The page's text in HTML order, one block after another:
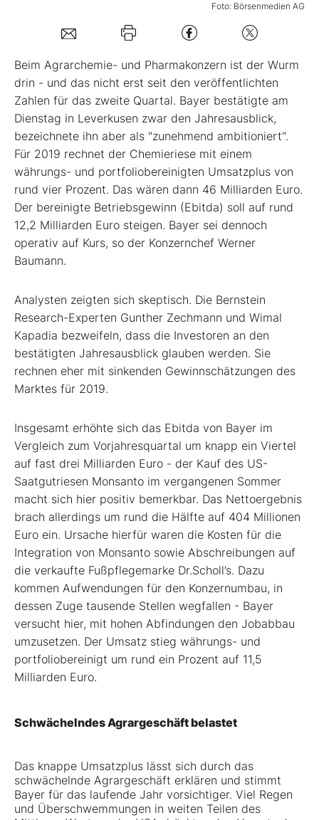
Folgen Sie uns
Kontakt
Foto: Börsenmedien AG
Beim Agrarchemie- und Pharmakonzern ist der Wurm
drin - und das nicht erst seit den veröffentlichten
Zahlen für das zweite Quartal. Bayer bestätigte am
Dienstag in Leverkusen zwar den Jahresausblick,
bezeichnete ihn aber als "zunehmend ambitioniert".
Für 2019 rechnet der Chemieriese mit einem
währungs- und portfoliobereinigten Umsatzplus von
rund vier Prozent. Das wären dann 46 Milliarden Euro.
Der bereinigte Betriebsgewinn (Ebitda) soll auf rund
12,2 Milliarden Euro steigen. Bayer sei dennoch
operativ auf Kurs, so der Konzernchef Werner
Baumann.
Analysten zeigten sich skeptisch. Die Bernstein
Research-Experten Gunther Zechmann und Wimal
Kapadia bezweifeln, dass die Investoren an den
bestätigten Jahresausblick glauben werden. Sie
rechnen eher mit sinkenden Gewinnschätzungen des
Marktes für 2019.
Insgesamt erhöhte sich das Ebitda von Bayer im
Vergleich zum Vorjahresquartal um knapp ein Viertel
auf fast drei Milliarden Euro - der Kauf des US-
Saatgutriesen Monsanto im vergangenen Sommer
macht sich hier positiv bemerkbar. Das Nettoergebnis
brach allerdings um rund die Hälfte auf 404 Millionen
Euro ein. Ursache hierfür waren die Kosten für die
Integration von Monsanto sowie Abschreibungen auf
die verkaufte Fußpflegemarke Dr.Scholl’s. Dazu
kommen Aufwendungen für den Konzernumbau, in
dessen Zuge tausende Stellen wegfallen - Bayer
versucht hier, mit hohen Abfindungen den Jobabbau
umzusetzen. Der Umsatz stieg währungs- und
portfoliobereinigt um rund ein Prozent auf 11,5
Milliarden Euro.
Schwächelndes Agrargeschäft belastet
Das knappe Umsatzplus lässt sich durch das
schwächelnde Agrargeschäft erklären und stimmt
Bayer für das laufende Jahr vorsichtiger. Viel Regen
und Überschwemmungen in weiten Teilen des